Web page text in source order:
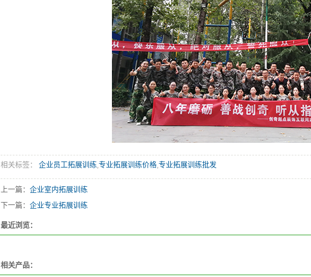
相关标签： 企业员工拓展训练,专业拓展训练价格,专业拓展训练批发
上一篇： 企业室内拓展训练
下一篇： 企业专业拓展训练
最近浏览：
相关产品：